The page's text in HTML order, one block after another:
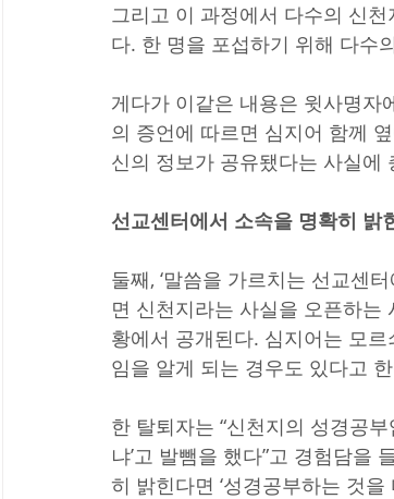
그리고 이 과정에서 다수의 신
다. 한 명을 포섭하기 위해 다수
게다가 이같은 내용은 윗사명자
의 증언에 따르면 심지어 함께
신의 정보가 공유됐다는 사실에
선교센터에서 소속을 명확히 밝
둘째, ‘말씀을 가르치는 선교센
면 신천지라는 사실을 오픈하는
황에서 공개된다. 심지어는 모
임을 알게 되는 경우도 있다고
한 탈퇴자는 “신천지의 성경공부
냐’고 발뺌을 했다”고 경험담을
히 밝힌다면 ‘성경공부하는 것